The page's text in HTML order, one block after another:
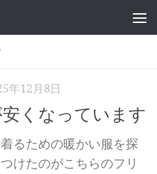
年12月8日
くなっています
るための暖かい服を探
けたのがこちらのフリ